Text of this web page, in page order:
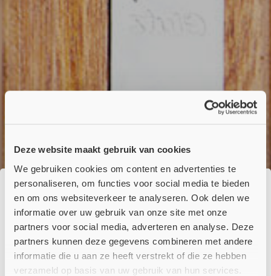
Deze website maakt gebruik van cookies
We gebruiken cookies om content en advertenties te
personaliseren, om functies voor social media te bieden
en om ons websiteverkeer te analyseren. Ook delen we
informatie over uw gebruik van onze site met onze
partners voor social media, adverteren en analyse. Deze
partners kunnen deze gegevens combineren met andere
informatie die u aan ze heeft verstrekt of die ze hebben
verzameld op basis van uw gebruik van hun services.
☀️ Wij genieten momenteel van onze
zomervakantie!
Ons team is er even tussenuit om op te laden. Daarom zijn wij
tijdelijk gesloten vanwege onze zomervakantie.